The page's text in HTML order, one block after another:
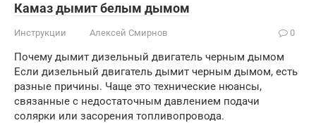
Камаз дымит белым дымом
Инструкции Алексей Смирнов 0
Почему дымит дизельный двигатель черным дымом
Если дизельный двигатель дымит черным дымом, есть
разные причины. Чаще это технические нюансы,
связанные с недостаточным давлением подачи
солярки или засорения топливопровода.